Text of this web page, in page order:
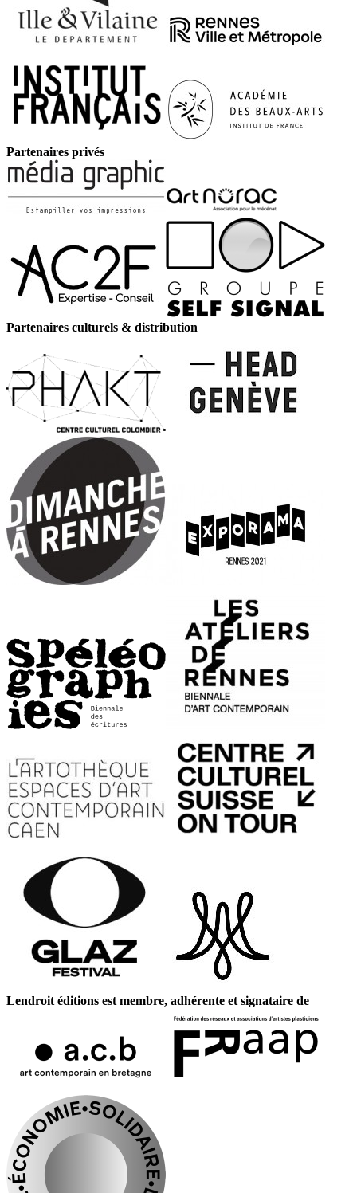
Partenaires privés
Partenaires culturels & distribution
Lendroit éditions est membre, adhérente et signataire de